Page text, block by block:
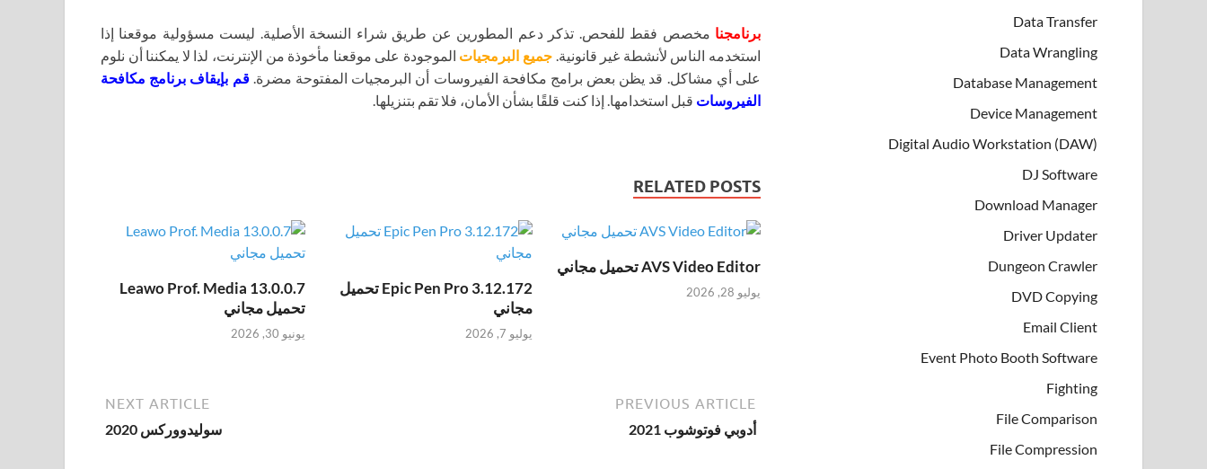
برنامجنا مخصص فقط للفحص. تذكر دعم المطورين عن طريق شراء النسخة الأصلية. ليست مسؤولية موقعنا إذا
استخدمه الناس لأنشطة غير قانونية. جميع البرمجيات الموجودة على موقعنا مأخوذة من الإنترنت، لذا لا يمكننا أن نلوم
على أي مشاكل. قد يظن بعض برامج مكافحة الفيروسات أن البرمجيات المفتوحة مضرة.قم بإيقاف برنامج مكافحة
الفيروسات قبل استخدامها. إذا كنت قلقًا بشأن الأمان، فلا تقم بتنزيلها.
RELATED POSTS
AVS Video Editor تحميل مجاني
يوليو 28, 2026
Epic Pen Pro 3.12.172 تحميل
مجاني
يوليو 7, 2026
Leawo Prof. Media 13.0.0.7
تحميل مجاني
يونيو 30, 2026
PREVIOUS ARTICLE
أدوبي فوتوشوب 2021
NEXT ARTICLE
سوليدووركس 2020
Data Transfer
Data Wrangling
Database Management
Device Management
Digital Audio Workstation (DAW)
DJ Software
Download Manager
Driver Updater
Dungeon Crawler
DVD Copying
Email Client
Event Photo Booth Software
Fighting
File Comparison
File Compression